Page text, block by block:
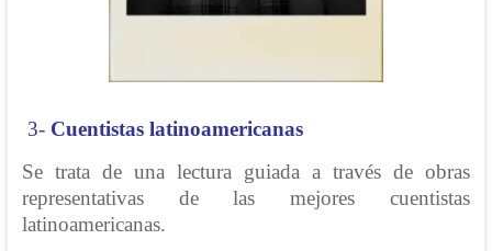
3- Cuentistas latinoamericanas
Se trata de una lectura guiada a través de obras
representativas de las mejores cuentistas
latinoamericanas.